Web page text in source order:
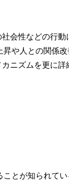
会性などの行動
や人との関係
ニズムを更に
とが知られてい